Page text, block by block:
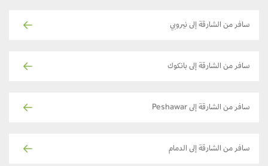
سافر من الشارقة إلى نيروبي
سافر من الشارقة إلى بانكوك
سافر من الشارقة إلى Peshawar
سافر من الشارقة إلى الدمام